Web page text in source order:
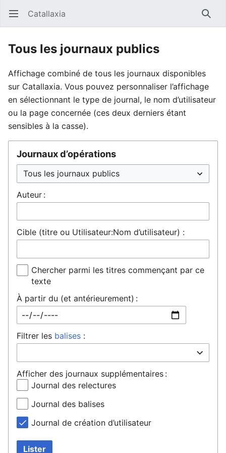
Ouvrir le menu principal Catallaxia
Tous les journaux publics
Affichage combiné de tous les journaux disponibles
sur Catallaxia. Vous pouvez personnaliser l’affichage
en sélectionnant le type de journal, le nom d’utilisateur
ou la page concernée (ces deux derniers étant
sensibles à la casse).
Journaux d’opérations
Auteur :
Cible (titre ou Utilisateur:Nom d’utilisateur) :
Chercher parmi les titres commençant par ce
texte
À partir du (et antérieurement) :
Filtrer les balises :
Afficher des journaux supplémentaires :
Journal des relectures
Journal des balises
Journal de création d’utilisateur
Lister